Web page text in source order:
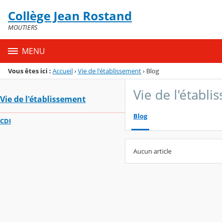
Menu de la rubrique
Contenu
Collège Jean Rostand
MOUTIERS
MENU
Vous êtes ici : Accueil›Vie de l'établissement› Blog
Vie de l'établissement
CDI
Vie de
Blog
Aucun article